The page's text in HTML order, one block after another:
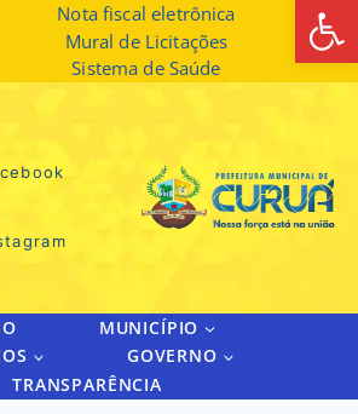
Nota fiscal eletrônica
Mural de Licitações
Sistema de Saúde
MUNICÍPIO
GOVERNO
TRANSPARÊNCIA